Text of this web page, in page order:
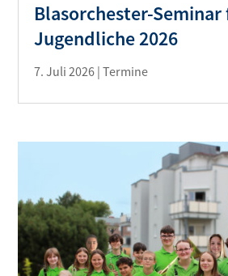
Blasorchester-
Jugendliche 2026
7. Juli 2026 |Termine